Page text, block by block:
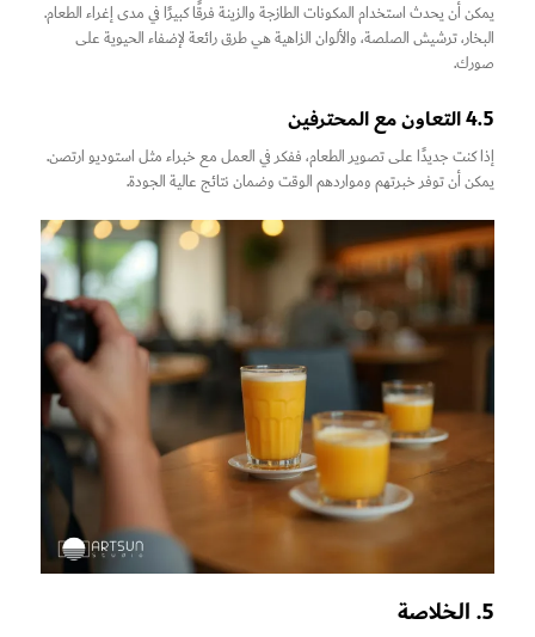
يمكن أن يحدث استخدام المكونات الطازجة والزينة فرقًا كبيرًا في مدى إغراء الطعام.
البخار، ترشيش الصلصة، والألوان الزاهية هي طرق رائعة لإضفاء الحيوية على
صورك.
4.5 التعاون مع المحترفين
إذا كنت جديدًا على تصوير الطعام، ففكر في العمل مع خبراء مثل استوديو ارتصن.
يمكن أن توفر خبرتهم ومواردهم الوقت وضمان نتائج عالية الجودة.
5. الخلاصة